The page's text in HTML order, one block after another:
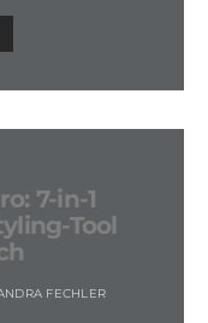
7-in-1
Tool
FECHLER